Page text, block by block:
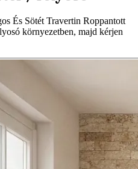
És Sötét Travertin Roppantott
környezetben, majd kérjen